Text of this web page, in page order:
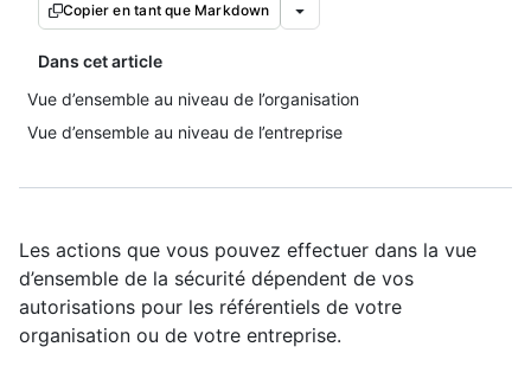
Copier en tant que Markdown
Dans cet article
Vue d’ensemble au niveau de l’organisation
Vue d’ensemble au niveau de l’entreprise
Les actions que vous pouvez effectuer dans la vue
d’ensemble de la sécurité dépendent de vos
autorisations pour les référentiels de votre
organisation ou de votre entreprise.